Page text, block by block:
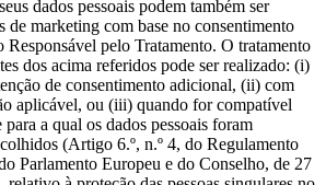
dados pessoais podem também ser
de marketing com base no consentimento
Responsável pelo Tratamento. O tratamento
dos acima referidos pode ser realizado: (i)
de consentimento adicional, (ii) com
aplicável, ou (iii) quando for compatível
a qual os dados pessoais foram
(Artigo 6.º, n.º 4, do Regulamento
Parlamento Europeu e do Conselho, de 27